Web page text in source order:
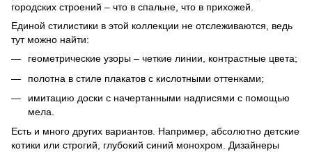
городских строений – что в спальне, что в прихожей.
Единой стилистики в этой коллекции не отслеживаются, ведь
тут можно найти:
геометрические узоры – четкие линии, контрастные цвета;
полотна в стиле плакатов с кислотными оттенками;
имитацию доски с начертанными надписями с помощью
мела.
Есть и много других вариантов. Например, абсолютно детские
котики или строгий, глубокий синий монохром. Дизайнеры